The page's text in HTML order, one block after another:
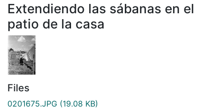
Extendiendo las sábanas en el
patio de la casa
Files
0201675.JPG (19.08 KB)